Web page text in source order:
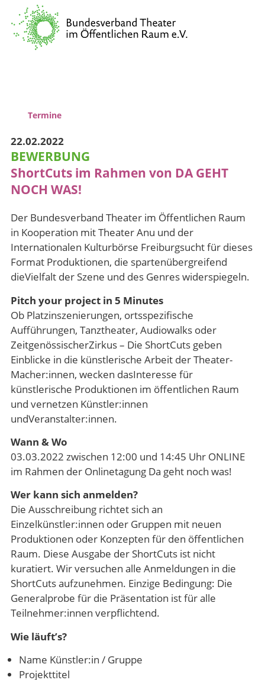
Verband
Vernetzung & Kommunikation
Termine
22.02.2022
BEWERBUNG
ShortCuts im Rahmen von DA GEHT
NOCH WAS!
Der Bundesverband Theater im Öffentlichen Raum
in Kooperation mit Theater Anu und der
Internationalen Kulturbörse Freiburgsucht für dieses
Format Produktionen, die spartenübergreifend
dieVielfalt der Szene und des Genres widerspiegeln.
Pitch your project in 5 Minutes
Ob Platzinszenierungen, ortsspezifische
Aufführungen, Tanztheater, Audiowalks oder
ZeitgenössischerZirkus – Die ShortCuts geben
Einblicke in die künstlerische Arbeit der Theater-
Macher:innen, wecken dasInteresse für
künstlerische Produktionen im öffentlichen Raum
und vernetzen Künstler:innen
undVeranstalter:innen.
Wann & Wo
03.03.2022 zwischen 12:00 und 14:45 Uhr ONLINE
im Rahmen der Onlinetagung Da geht noch was!
Wer kann sich anmelden?
Die Ausschreibung richtet sich an
Einzelkünstler:innen oder Gruppen mit neuen
Produktionen oder Konzepten für den öffentlichen
Raum. Diese Ausgabe der ShortCuts ist nicht
kuratiert. Wir versuchen alle Anmeldungen in die
ShortCuts aufzunehmen. Einzige Bedingung: Die
Generalprobe für die Präsentation ist für alle
Teilnehmer:innen verpflichtend.
Wie läuft’s?
Name Künstler:in / Gruppe
Projekttitel